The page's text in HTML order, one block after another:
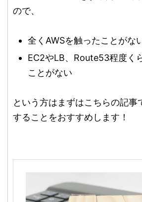
ので、
全くAWSを触ったことがな
EC2やLB、Route53程度く
ことがない
という方はまずはこちらの記事
することをおすすめします！